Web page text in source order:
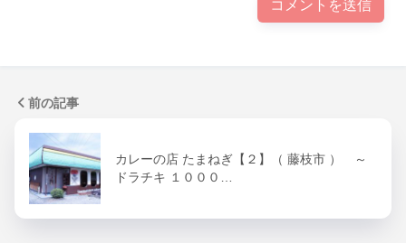
前の記事
カレーの店 たまねぎ【２】（ 藤枝市 ） ～
ドラチキ １０００…